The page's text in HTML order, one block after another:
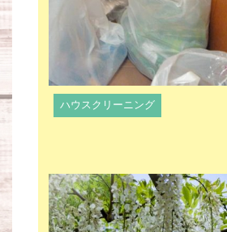
ハウスクリーニング